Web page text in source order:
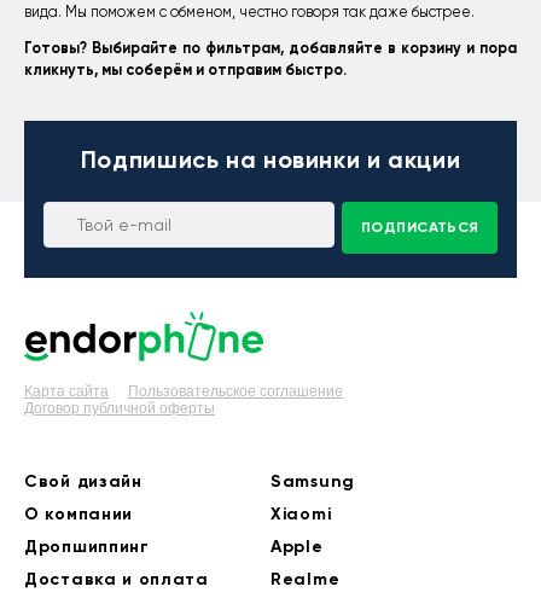
вида. Мы поможем с обменом, честно говоря так даже быстрее.
Готовы? Выбирайте по фильтрам, добавляйте в корзину и пора
кликнуть, мы соберём и отправим быстро.
Подпишись на новинки и акции
ПОДПИСАТЬСЯ
Карта сайта
Пользовательское соглашение
Договор публичной оферты
Свой дизайн
О компании
Дропшиппинг
Доставка и оплата
Samsung
Xiaomi
Apple
Realme